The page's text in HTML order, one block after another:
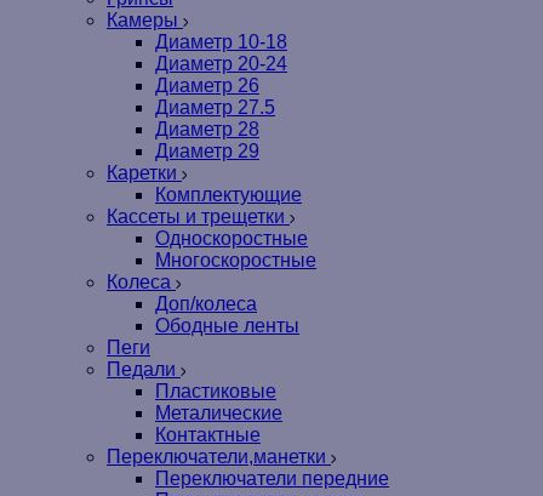
Камеры
Диаметр 10-18
Диаметр 20-24
Диаметр 26
Диаметр 27.5
Диаметр 28
Диаметр 29
Каретки
Комплектующие
Кассеты и трещетки
Односкоростные
Многоскоростные
Колеса
Доп/колеса
Ободные ленты
Пеги
Педали
Пластиковые
Металические
Контактные
Переключатели,манетки
Переключатели передние